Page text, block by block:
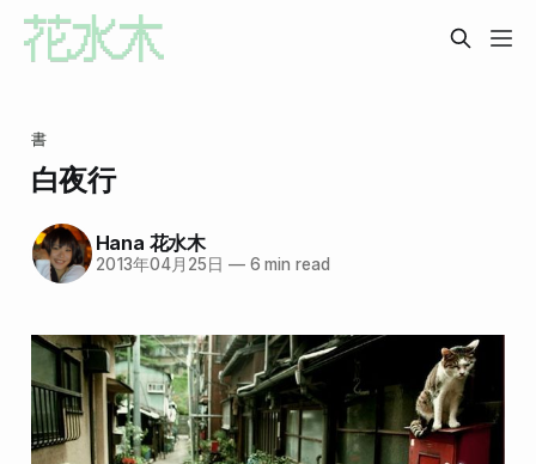
書
白夜行
Hana 花水木
2013年04月25日 —6 min read